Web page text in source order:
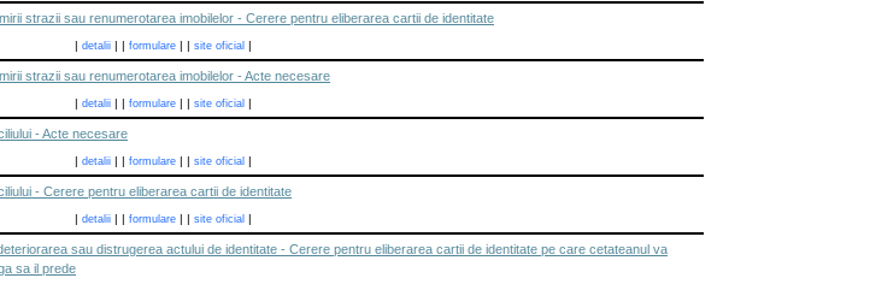
strazii sau renumerotarea imobilelor - Cerere pentru eliberarea cartii de identitate
| detalii| | formulare| | site oficial|
strazii sau renumerotarea imobilelor - Acte necesare
| detalii| | formulare| | site oficial|
- Acte necesare
| detalii| | formulare| | site oficial|
- Cerere pentru eliberarea cartii de identitate
| detalii| | formulare| | site oficial|
sau distrugerea actului de identitate - Cerere pentru eliberarea cartii de identitate pe care cetateanul va
sa il prede